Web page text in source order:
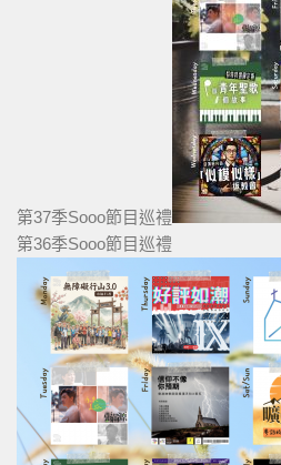
第37季Sooo節目巡禮
第36季Sooo節目巡禮